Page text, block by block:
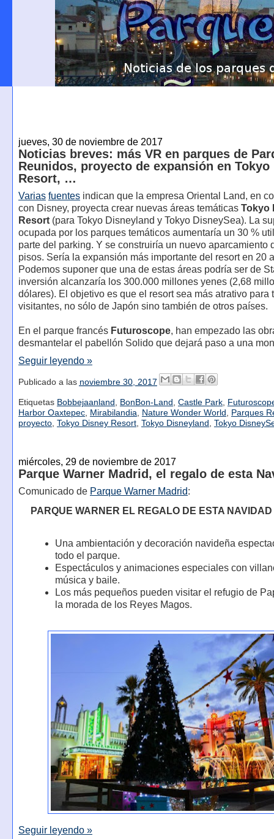
jueves, 30 de noviembre de 2017
Noticias breves: más VR en parques de
Reunidos, proyecto de expansión en Tokyo
Resort, …
Varias fuentesindican que la empresa Oriental Land, en
con Disney, proyecta crear nuevas áreas temáticas Tokyo
Resort(para Tokyo Disneyland y Tokyo DisneySea). La
ocupada por los parques temáticos aumentaría un 30 %
parte del parking. Y se construiría un nuevo aparcamiento
pisos. Sería la expansión más importante del resort en 20
Podemos suponer que una de estas áreas podría ser de
inversión alcanzaría los 300.000 millones yenes (2,68
dólares). El objetivo es que el resort sea más atrativo para
visitantes, no sólo de Japón sino también de otros países.
En el parque francés Futuroscope, han empezado las
desmantelar el pabellón Solido que dejará paso a una
Seguir leyendo »
Publicado a las noviembre 30, 2017
Etiquetas Bobbejaanland , BonBon-Land , Castle Park,
Harbor Oaxtepec, Mirabilandia, Nature Wonder World , Parques
proyecto, Tokyo Disney Resort, Tokyo Disneyland , Tokyo
miércoles, 29 de noviembre de 2017
Parque Warner Madrid, el regalo de esta
Comunicado de Parque Warner Madrid:
PARQUE WARNER EL REGALO DE ESTA NAVIDAD
Una ambientación y decoración navideña
todo el parque.
Espectáculos y animaciones especiales con
música y baile.
Los más pequeños pueden visitar el refugio de
la morada de los Reyes Magos.
Seguir leyendo »